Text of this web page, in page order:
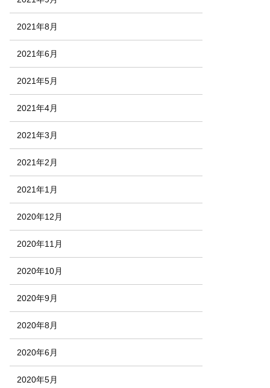
2021年8月
2021年6月
2021年5月
2021年4月
2021年3月
2021年2月
2021年1月
2020年12月
2020年11月
2020年10月
2020年9月
2020年8月
2020年6月
2020年5月